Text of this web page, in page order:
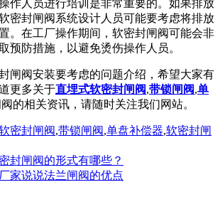
作人员进行培训是非常重要的。如果排放
密封闸阀系统设计人员可能要考虑将排放
。在工厂操作期间，软密封闸阀可能会非
预防措施，以避免烫伤操作人员。
闸阀安装要考虑的问题介绍，希望大家有
更多关于直埋式软密封闸阀,带锁闸阀,单
的相关资讯，请随时关注我们网站。
密封闸阀,带锁闸阀,单盘补偿器,软密封闸
封闸阀的形式有哪些？
家说说法兰闸阀的优点